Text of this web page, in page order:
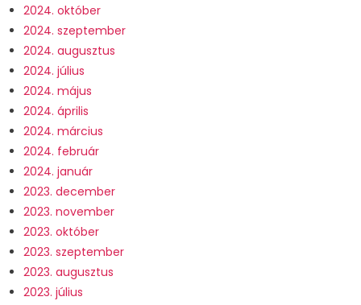
2024. október
2024. szeptember
2024. augusztus
2024. július
2024. május
2024. április
2024. március
2024. február
2024. január
2023. december
2023. november
2023. október
2023. szeptember
2023. augusztus
2023. július